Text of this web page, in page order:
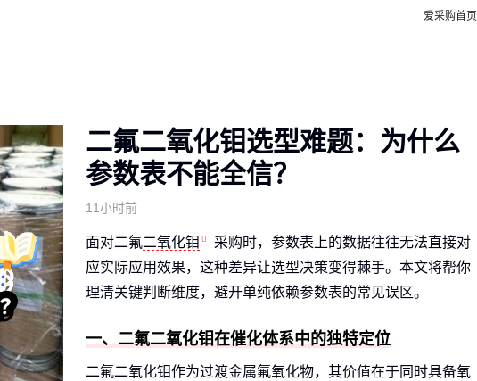
爱采购首页
二氟二氧化钼选型难题：为什么
参数表不能全信？
11小时前
面对二氟二氧化钼
采购时，参数表上的数据往往无法直接对
应实际应用效果，这种差异让选型决策变得棘手。本文将帮你
理清关键判断维度，避开单纯依赖参数表的常见误区。
一、二氟二氧化钼在催化体系中的独特定位
二氟二氧化钼作为过渡金属氟氧化物，其价值在于同时具备氧